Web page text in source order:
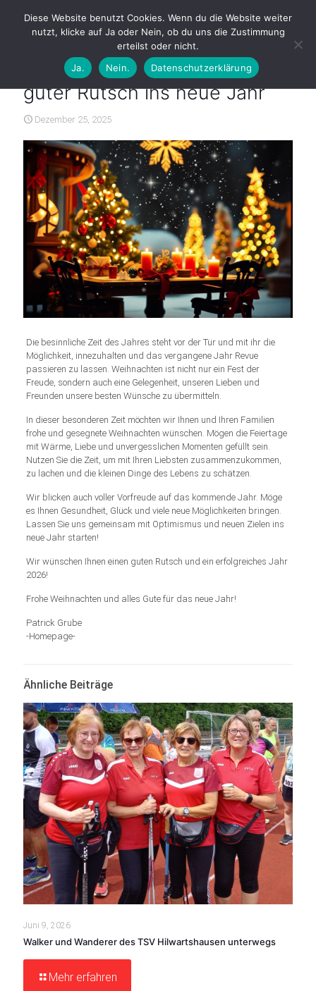
Weihnachtswünsche und ein
guter Rutsch ins neue Jahr
Dezember 25, 2025
Die besinnliche Zeit des Jahres steht vor der Tür und mit ihr die
Möglichkeit, innezuhalten und das vergangene Jahr Revue
passieren zu lassen. Weihnachten ist nicht nur ein Fest der
Freude, sondern auch eine Gelegenheit, unseren Lieben und
Freunden unsere besten Wünsche zu übermitteln.
In dieser besonderen Zeit möchten wir Ihnen und Ihren Familien
frohe und gesegnete Weihnachten wünschen. Mögen die Feiertage
mit Wärme, Liebe und unvergesslichen Momenten gefüllt sein.
Nutzen Sie die Zeit, um mit Ihren Liebsten zusammenzukommen,
zu lachen und die kleinen Dinge des Lebens zu schätzen.
Wir blicken auch voller Vorfreude auf das kommende Jahr. Möge
es Ihnen Gesundheit, Glück und viele neue Möglichkeiten bringen.
Lassen Sie uns gemeinsam mit Optimismus und neuen Zielen ins
neue Jahr starten!
Wir wünschen Ihnen einen guten Rutsch und ein erfolgreiches Jahr
2026!
Frohe Weihnachten und alles Gute für das neue Jahr!
Patrick Grube
-Homepage-
Ähnliche Beiträge
Juni 9, 2026
Walker und Wanderer des TSV Hilwartshausen unterwegs
Mehr erfahren
Diese Website benutzt Cookies. Wenn du die Website weiter
nutzt, klicke auf Ja oder Nein, ob du uns die Zustimmung
erteilst oder nicht.
Ja.
Nein. Datenschutzerklärung